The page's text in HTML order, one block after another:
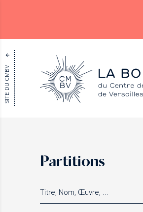
SITE DU CMBV
Partitions